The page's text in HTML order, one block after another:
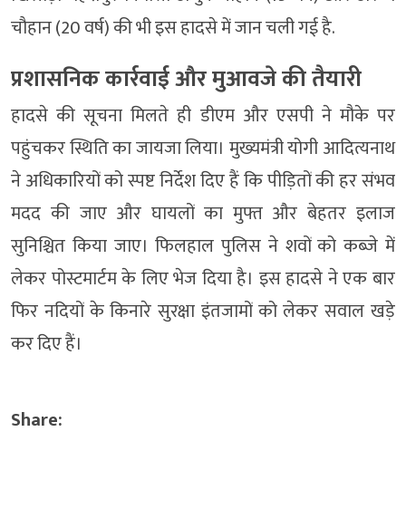
चौहान (20 वर्ष) की भी इस हादसे में जान चली गई है.
प्रशासनिक कार्रवाई और मुआवजे की तैयारी
हादसे की सूचना मिलते ही डीएम और एसपी ने मौके पर
पहुंचकर स्थिति का जायजा लिया। मुख्यमंत्री योगी आदित्यनाथ
ने अधिकारियों को स्पष्ट निर्देश दिए हैं कि पीड़ितों की हर संभव
मदद की जाए और घायलों का मुफ्त और बेहतर इलाज
सुनिश्चित किया जाए। फिलहाल पुलिस ने शवों को कब्जे में
लेकर पोस्टमार्टम के लिए भेज दिया है। इस हादसे ने एक बार
फिर नदियों के किनारे सुरक्षा इंतजामों को लेकर सवाल खड़े
कर दिए हैं।
Share: